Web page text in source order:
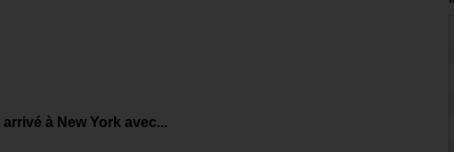
à New York avec...